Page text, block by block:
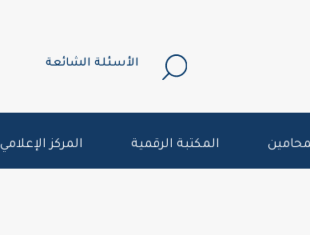
الأسئلة الشائعة
المكتبة الرقمية المركز الإعلامي